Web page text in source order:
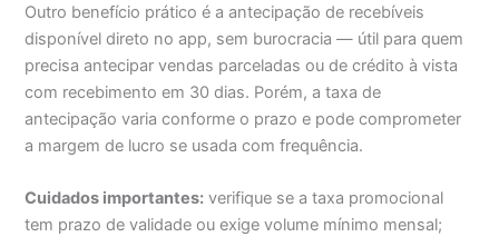
Outro benefício prático é a antecipação de recebíveis
disponível direto no app, sem burocracia — útil para quem
precisa antecipar vendas parceladas ou de crédito à vista
com recebimento em 30 dias. Porém, a taxa de
antecipação varia conforme o prazo e pode comprometer
a margem de lucro se usada com frequência.
Cuidados importantes: verifique se a taxa promocional
tem prazo de validade ou exige volume mínimo mensal;